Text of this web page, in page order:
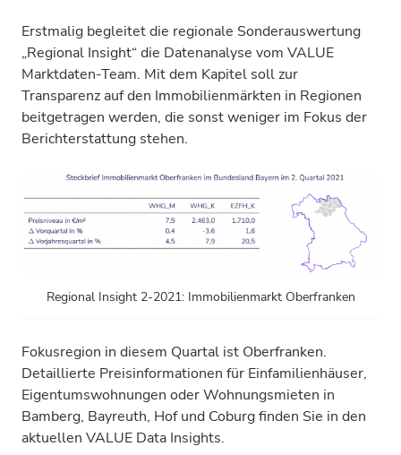
Erstmalig begleitet die regionale Sonderauswertung
„Regional Insight“ die Datenanalyse vom VALUE
Marktdaten-Team. Mit dem Kapitel soll zur
Transparenz auf den Immobilienmärkten in Regionen
beitgetragen werden, die sonst weniger im Fokus der
Berichterstattung stehen.
Regional Insight 2-2021: Immobilienmarkt Oberfranken
Fokusregion in diesem Quartal ist Oberfranken.
Detaillierte Preisinformationen für Einfamilienhäuser,
Eigentumswohnungen oder Wohnungsmieten in
Bamberg, Bayreuth, Hof und Coburg finden Sie in den
aktuellen VALUE Data Insights.